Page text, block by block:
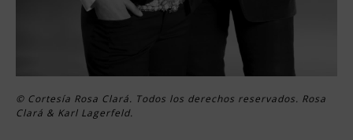
© Cortesía Rosa Clará. Todos los derechos reservados. Rosa
Clará & Karl Lagerfeld.